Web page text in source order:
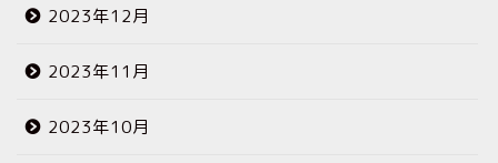
2023年12月
2023年11月
2023年10月